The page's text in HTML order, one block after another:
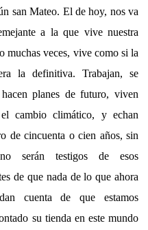
san Mateo. El de hoy, nos va
a la que vive nuestra
muchas veces, vive como si la
la definitiva. Trabajan, se
planes de futuro, viven
cambio climático, y echan
de cincuenta o cien años, sin
serán testigos de esos
de que nada de lo que ahora
cuenta de que estamos
su tienda en este mundo